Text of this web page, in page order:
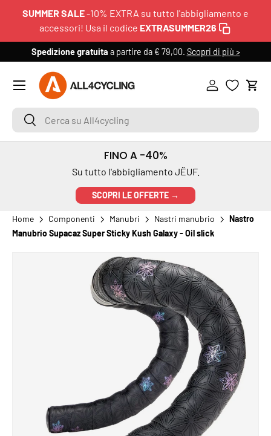
SUMMER SALE-10% EXTRA su tutto l'abbigliamento e
accessori! Usa il codice EXTRASUMMER26
Spedizione gratuita a partire da € 79,00. Scopri di più >
Cerca su All4cycling
Cerca
Accedi
Menu
FINO A -40%
Su tutto l'abbigliamento JËUF.
SCOPRI LE OFFERTE →
Home Componenti Manubri Nastri manubrio
Nastro
Manubrio Supacaz Super Sticky Kush Galaxy - Oil slick
PASSA ALLE INFORMAZIONI SUL PRODOTTO